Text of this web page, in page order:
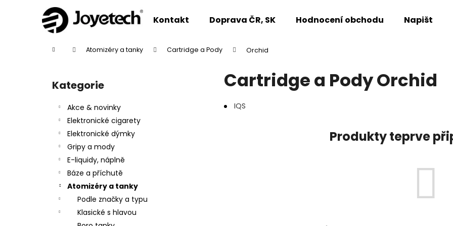
Kontakt Doprava ČR, SK Hodnocení obchodu Napište
Domů Atomizéry a tanky Cartridge a Pody Orchid
Přeskočit
kategorie
Kategorie
Akce & novinky
Elektronické cigarety
Elektronické dýmky
Gripy a mody
E-liquidy, náplně
Báze a příchutě
Atomizéry a tanky
Podle značky a typu
Klasické s hlavou
Cartridge a Pody Orchid
IQS
Produkty teprve
Zpět
Zpět
Co potřebujete najít?
Doporučujeme